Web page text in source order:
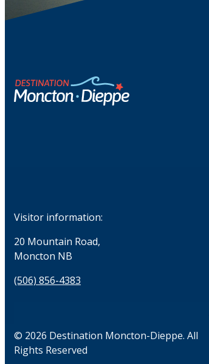
Visitor information:
20 Mountain Road,
Moncton NB
(506) 856-4383
© 2026 Destination Moncton-Dieppe. All
Rights Reserved